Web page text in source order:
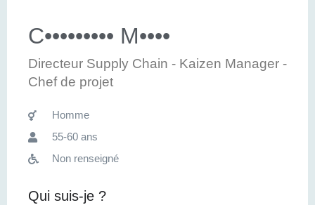
C••••••••• M••••
Directeur Supply Chain - Kaizen Manager -
Chef de projet
Homme
55-60 ans
Non renseigné
Qui suis-je ?